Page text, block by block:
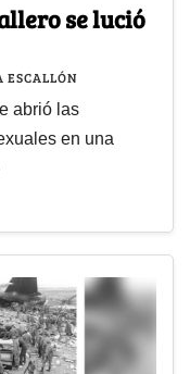
se lució
abrió las
en una